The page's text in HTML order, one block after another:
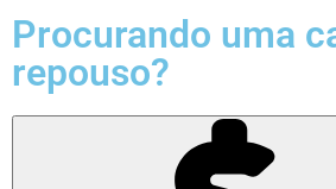
Procurando uma
repouso?